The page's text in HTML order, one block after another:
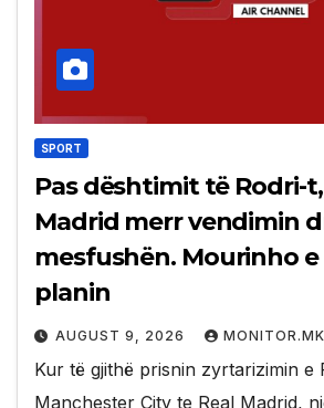
SPORT
Pas dështimit të Rodri-
Madrid merr vendimin
mesfushën. Mourinho
planin
AUGUST 9, 2026 MONITOR.MK
Kur të gjithë prisnin zyrtarizimin e
Manchester City te Real Madrid,